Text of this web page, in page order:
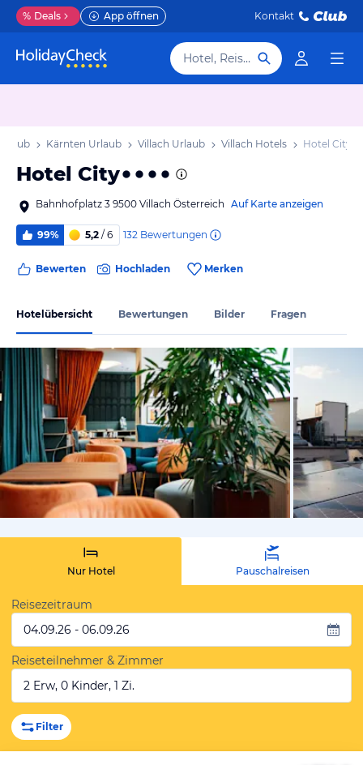
% Deals App öffnen Kontakt
Hotel, Reiseziel
Kärnten Urlaub Villach Urlaub Villach Hotels Hotel City
Hotel City
Bahnhofplatz 3 9500 Villach Österreich Auf Karte anzeigen
99% 5,2 / 6 132 Bewertungen
Bewerten Hochladen Merken
Hotelübersicht Bewertungen Bilder Fragen
vom
Nur Hotel Pauschalreisen
Reisezeitraum
04.09.26 - 06.09.26
Reiseteilnehmer & Zimmer
2 Erw, 0 Kinder, 1 Zi.
Filter